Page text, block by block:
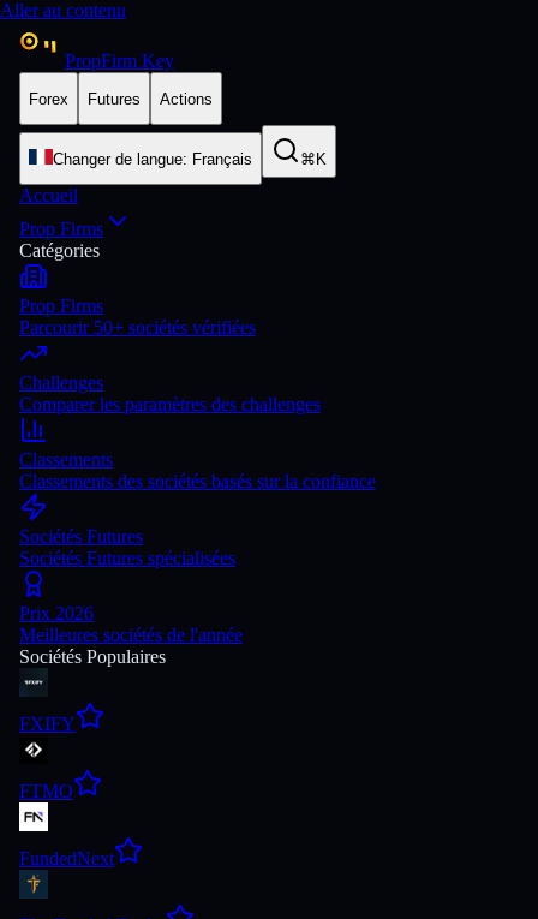
Aller au contenu
PropFirm Key
Forex Futures Actions
Changer de langue: Français ⌘K
Accueil
Prop Firms
Catégories
Prop Firms
Parcourir 50+ sociétés vérifiées
Challenges
Comparer les paramètres des challenges
Classements
Classements des sociétés basés sur la confiance
Sociétés Futures
Sociétés Futures spécialisées
Prix 2026
Meilleures sociétés de l'année
Sociétés Populaires
FXIFY
FTMO
FundedNext